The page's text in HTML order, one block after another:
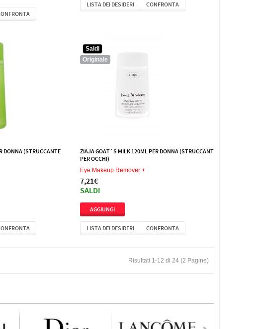
LISTA DEI DESIDERI CONFRONTA
DONNA (STRUCCANTE
Saldi
Originale
ZIAJA GOAT´S MILK 120ML PER DONNA (STRUCCANTE
PER OCCHI)
Eye Makeup Remover +
7,21€
SALDI
LISTA DEI DESIDERI CONFRONTA
Risultati 1-12 di 24 (2 Pagine)